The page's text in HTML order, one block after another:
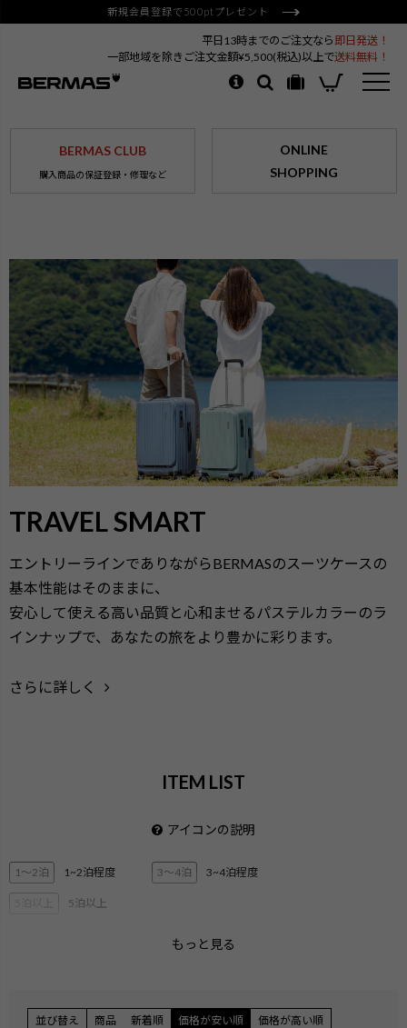
新規会員登録で500ptプレゼント
平日13時までのご注文なら 即日発送！
一部地域を除きご注文金額¥5,500(税込)以上で送料無料！
BERMAS CLUB
購入商品の保証登録・修理など
ONLINE
SHOPPING
TRAVEL SMART
エントリーラインでありながらBERMASのスーツケースの
基本性能はそのままに、
安心して使える高い品質と心和ませるパステルカラーのラ
インナップで、あなたの旅をより豊かに彩ります。
さらに詳しく
ITEM LIST
アイコンの説明
1〜2泊 1~2泊程度 3〜4泊 3~4泊程度
5泊以上
3Way キャリーオン機能
もっと見る
並び替え 商品 新着順 価格が安い順 価格が高い順